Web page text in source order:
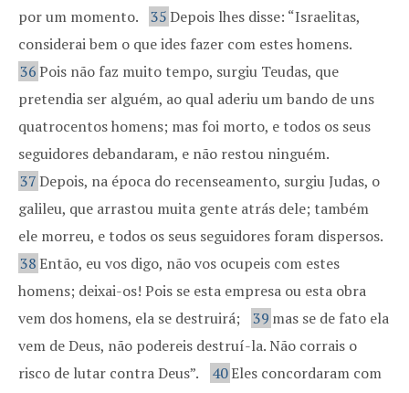
por um momento.
35Depois lhes disse: “Israelitas,
considerai bem o que ides fazer com estes homens.
36Pois não faz muito tempo, surgiu Teudas, que
pretendia ser alguém, ao qual aderiu um bando de uns
quatrocentos homens; mas foi morto, e todos os seus
seguidores debandaram, e não restou ninguém.
37Depois, na época do recenseamento, surgiu Judas, o
galileu, que arrastou muita gente atrás dele; também
ele morreu, e todos os seus seguidores foram dispersos.
38Então, eu vos digo, não vos ocupeis com estes
homens; deixai-os! Pois se esta empresa ou esta obra
vem dos homens, ela se destruirá;
39 mas se de fato ela
vem de Deus, não podereis destruí-la. Não corrais o
risco de lutar contra Deus”.
40Eles concordaram com